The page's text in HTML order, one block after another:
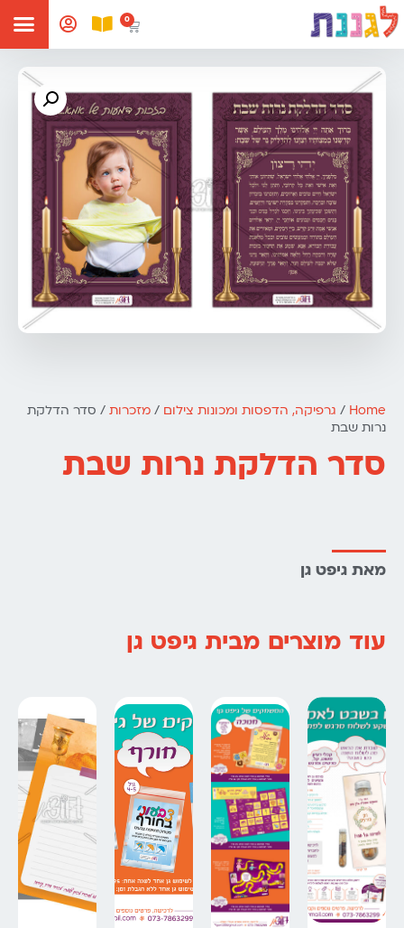
Home
/ גרפיקה, הדפסות ומכונות צילום / מזכרות / סדר הדלקת
נרות שבת
סדר הדלקת נרות שבת
מאת גיפט גן
עוד מוצרים מבית גיפט גן